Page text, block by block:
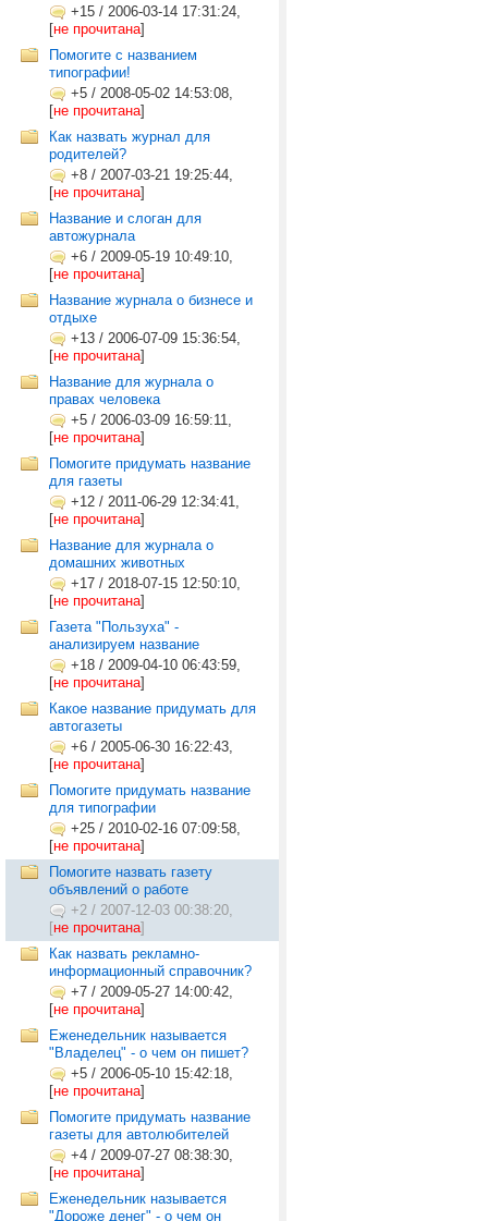
+15 / 2006-03-14 17:31:24,
[не прочитана]
Помогите с названием
типографии!
+5 / 2008-05-02 14:53:08,
[не прочитана]
Как назвать журнал для
родителей?
+8 / 2007-03-21 19:25:44,
[не прочитана]
Название и слоган для
автожурнала
+6 / 2009-05-19 10:49:10,
[не прочитана]
Название журнала о бизнесе и
отдыхе
+13 / 2006-07-09 15:36:54,
[не прочитана]
Название для журнала о
правах человека
+5 / 2006-03-09 16:59:11,
[не прочитана]
Помогите придумать название
для газеты
+12 / 2011-06-29 12:34:41,
[не прочитана]
Название для журнала о
домашних животных
+17 / 2018-07-15 12:50:10,
[не прочитана]
Газета "Пользуха" -
анализируем название
+18 / 2009-04-10 06:43:59,
[не прочитана]
Какое название придумать для
автогазеты
+6 / 2005-06-30 16:22:43,
[не прочитана]
Помогите придумать название
для типографии
+25 / 2010-02-16 07:09:58,
[не прочитана]
Помогите назвать газету
объявлений о работе
+2 / 2007-12-03 00:38:20,
[не прочитана]
Как назвать рекламно-
информационный справочник?
+7 / 2009-05-27 14:00:42,
[не прочитана]
Еженедельник называется
"Владелец" - о чем он пишет?
+5 / 2006-05-10 15:42:18,
[не прочитана]
Помогите придумать название
газеты для автолюбителей
+4 / 2009-07-27 08:38:30,
[не прочитана]
Еженедельник называется
"Дороже денег" - о чем он